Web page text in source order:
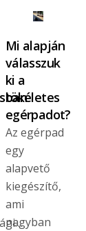
Mi alapján
válasszuk
ki a
tökéletes
egérpadot?
Az egérpad
egy
alapvető
kiegészítő,
ami
nagyban